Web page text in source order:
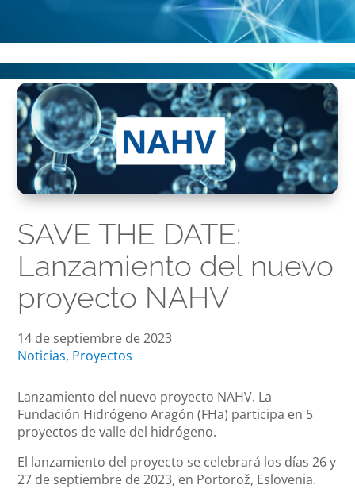
SAVE THE DATE:
Lanzamiento del nuevo
proyecto NAHV
14 de septiembre de 2023
Noticias, Proyectos
Lanzamiento del nuevo proyecto NAHV. La
Fundación Hidrógeno Aragón (FHa) participa en 5
proyectos de valle del hidrógeno.
El lanzamiento del proyecto se celebrará los días 26 y
27 de septiembre de 2023, en Portorož, Eslovenia.